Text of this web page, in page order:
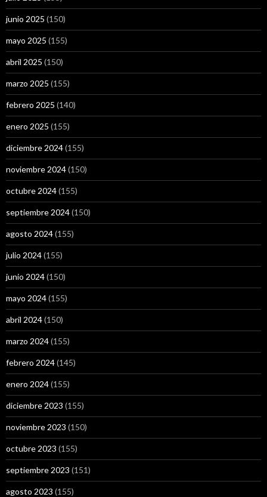
junio 2025 (150)
mayo 2025 (155)
abril 2025 (150)
marzo 2025 (155)
febrero 2025 (140)
enero 2025 (155)
diciembre 2024(155)
noviembre 2024(150)
octubre 2024(155)
septiembre 2024(150)
agosto 2024(155)
julio 2024(155)
junio 2024(150)
mayo 2024(155)
abril 2024(150)
marzo 2024(155)
febrero 2024(145)
enero 2024(155)
diciembre 2023 (155)
noviembre 2023 (150)
octubre 2023 (155)
septiembre 2023 (151)
agosto 2023 (155)